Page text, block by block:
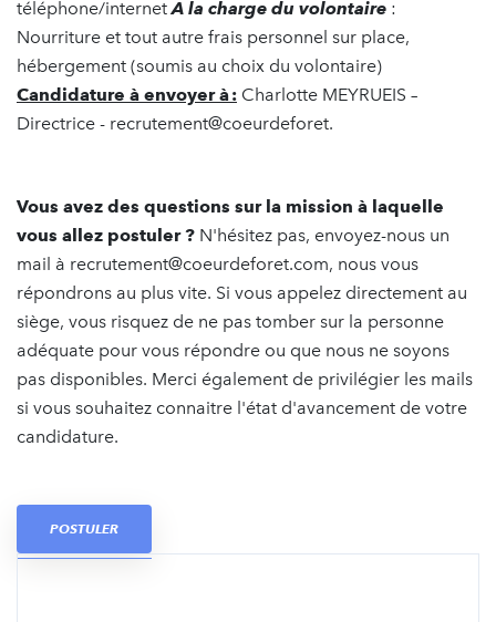
téléphone/internetA la charge du volontaire :
Nourriture et tout autre frais personnel sur place,
hébergement (soumis au choix du volontaire)
Candidature à envoyer à: Charlotte MEYRUEIS –
Directrice - recrutement@coeurdeforet.
Vous avez des questions sur la mission à laquelle
vous allez postuler ? N'hésitez pas, envoyez-nous un
mail à recrutement@coeurdeforet.com, nous vous
répondrons au plus vite. Si vous appelez directement au
siège, vous risquez de ne pas tomber sur la personne
adéquate pour vous répondre ou que nous ne soyons
pas disponibles. Merci également de privilégier les mails
si vous souhaitez connaitre l'état d'avancement de votre
candidature.
POSTULER